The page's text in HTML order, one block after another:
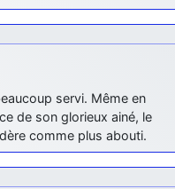
servi. Même en
de son glorieux ainé, le
comme plus abouti.